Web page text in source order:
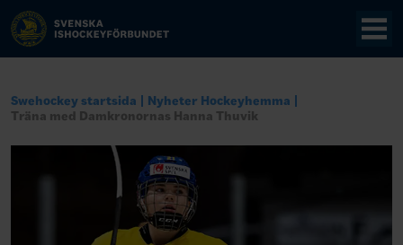
Swehockey startsida
Nyheter Hockeyhemma
Träna med Damkronornas Hanna Thuvik